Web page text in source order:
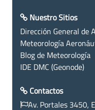
Nuestro Sitios
Dirección General de
Meteorología
Blog de Meteorología
IDE DMC (Geonode)
Contactos
Av. Portales 3450,